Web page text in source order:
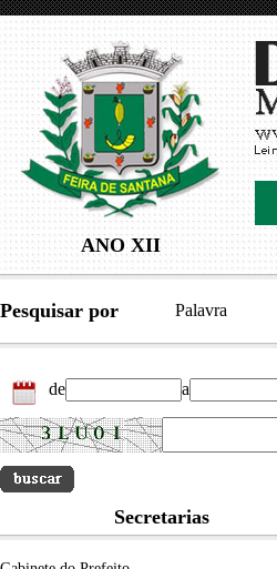
ANO XII
Pesquisar por Palavra
de a
Secretarias